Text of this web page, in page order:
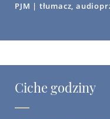
PJM | tłumacz,
Ciche godziny